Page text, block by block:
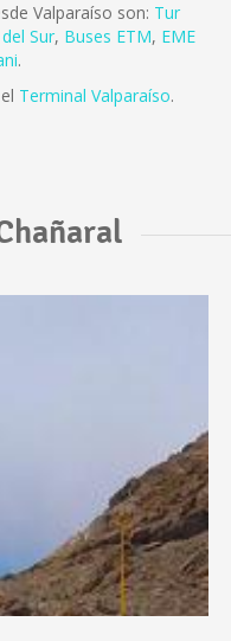
Valparaíso son: Tur
Sur, Buses ETM, EME
.
Terminal Valparaíso.